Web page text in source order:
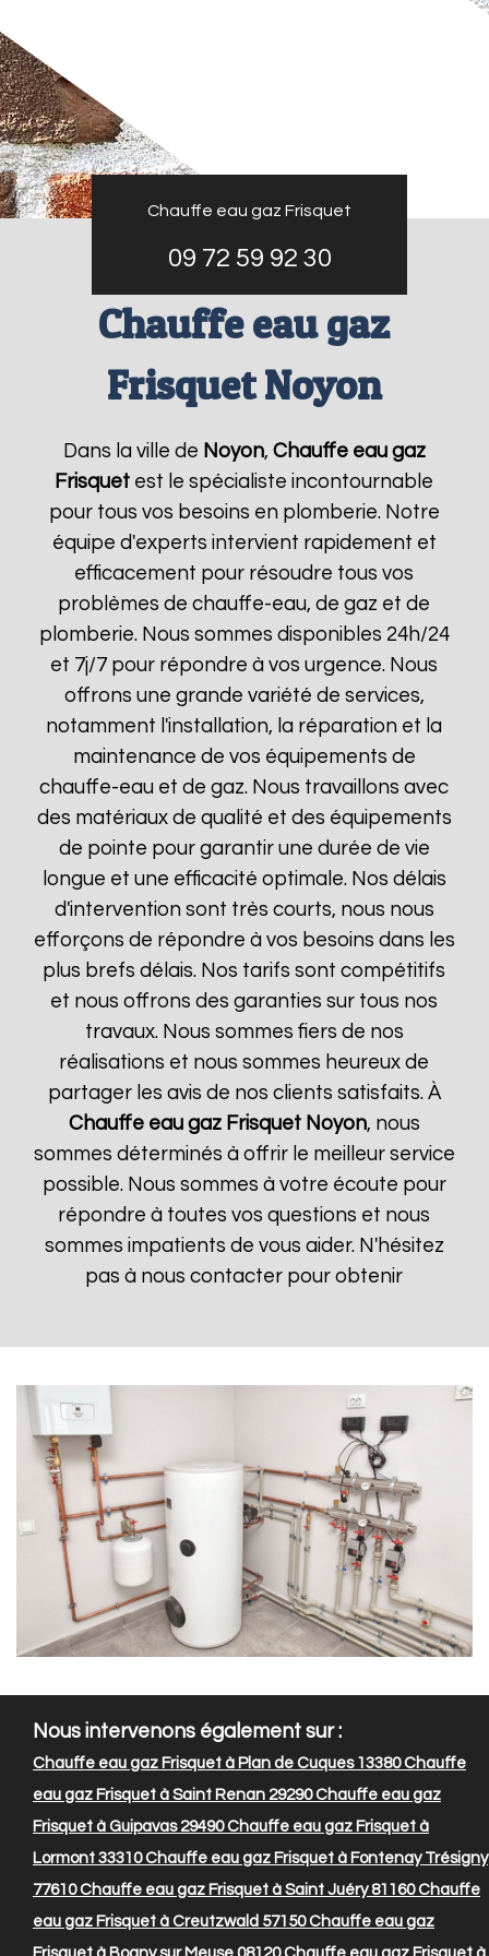
Chauffe eau gaz Frisquet
09 72 59 92 30
Chauffe eau gaz
Frisquet Noyon
Dans la ville de Noyon, Chauffe eau gaz
Frisquet est le spécialiste incontournable
pour tous vos besoins en plomberie. Notre
équipe d'experts intervient rapidement et
efficacement pour résoudre tous vos
problèmes de chauffe-eau, de gaz et de
plomberie. Nous sommes disponibles 24h/24
et 7j/7 pour répondre à vos urgence. Nous
offrons une grande variété de services,
notamment l'installation, la réparation et la
maintenance de vos équipements de
chauffe-eau et de gaz. Nous travaillons avec
des matériaux de qualité et des équipements
de pointe pour garantir une durée de vie
longue et une efficacité optimale. Nos délais
d'intervention sont très courts, nous nous
efforçons de répondre à vos besoins dans les
plus brefs délais. Nos tarifs sont compétitifs
et nous offrons des garanties sur tous nos
travaux. Nous sommes fiers de nos
réalisations et nous sommes heureux de
partager les avis de nos clients satisfaits. À
Chauffe eau gaz Frisquet Noyon, nous
sommes déterminés à offrir le meilleur service
possible. Nous sommes à votre écoute pour
répondre à toutes vos questions et nous
sommes impatients de vous aider. N'hésitez
pas à nous contacter pour obtenir
Nous intervenons également sur :
Chauffe eau gaz Frisquet à Plan de Cuques 13380Chauffe
eau gaz Frisquet à Saint Renan 29290Chauffe eau gaz
Frisquet à Guipavas 29490Chauffe eau gaz Frisquet à
Lormont 33310Chauffe eau gaz Frisquet à Fontenay Trésigny
77610Chauffe eau gaz Frisquet à Saint Juéry 81160Chauffe
eau gaz Frisquet à Creutzwald 57150Chauffe eau gaz